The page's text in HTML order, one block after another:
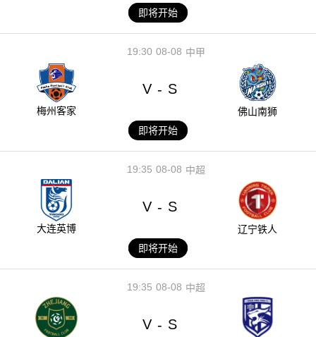
即将开始
08-08
19:30 中甲
梅州客家
V - S
佛山南狮
即将开始
08-08
19:35 中超
大连英博
V - S
辽宁铁人
即将开始
08-08
19:35 中超
V - S